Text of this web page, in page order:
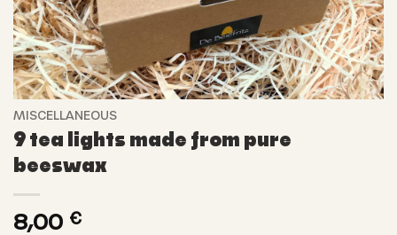
MISCELLANEOUS
9 tea lights made from pure
beeswax
8,00 €